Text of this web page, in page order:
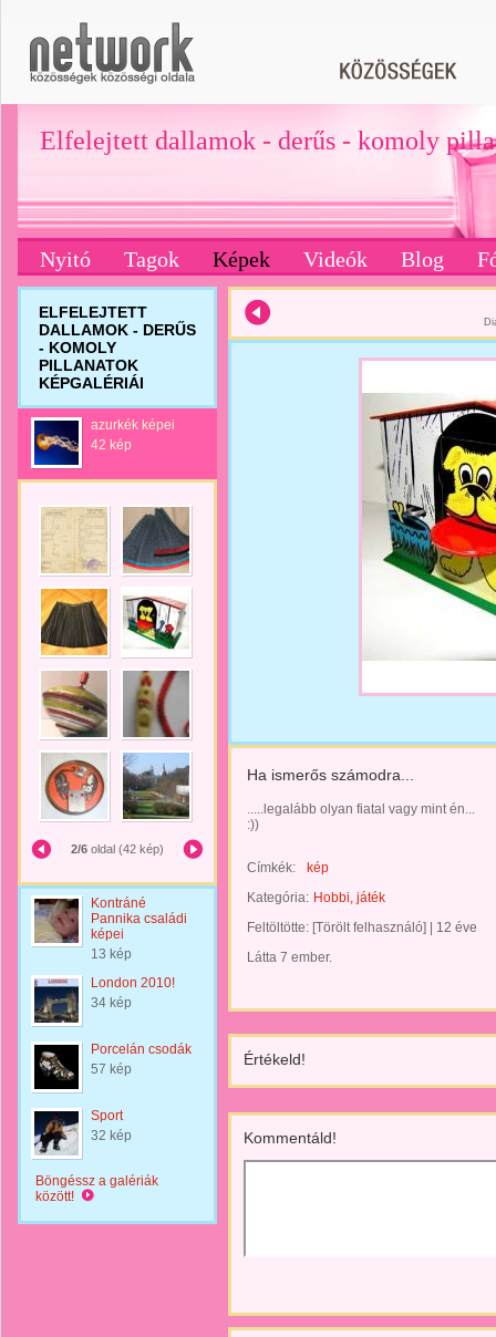
Elfelejtett dallamok - derűs - komoly
Nyitó Tagok Képek Videók Blog
ELFELEJTETT
DALLAMOK - DERŰS
- KOMOLY
PILLANATOK
KÉPGALÉRIÁI
azurkék képei
42 kép
2/6 oldal (42 kép)
Kontráné
Pannika családi
képei
13 kép
London 2010!
34 kép
Porcelán csodák
57 kép
Sport
32 kép
Böngéssz a galériák
között!
Ha ismerős számodra...
.....legalább olyan fiatal vagy mint én...
:))
Címkék:
kép
Kategória: Hobbi, játék
Feltöltötte: [Törölt felhasználó]
12 éve
Látta 7 ember.
Értékeld!
Kommentáld!